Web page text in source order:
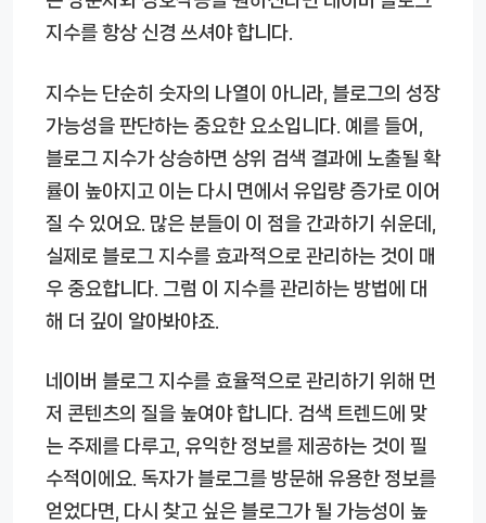
지수를 항상 신경 쓰셔야 합니다.
지수는 단순히 숫자의 나열이 아니라, 블로그의 성장
가능성을 판단하는 중요한 요소입니다. 예를 들어,
블로그 지수가 상승하면 상위 검색 결과에 노출될 확
률이 높아지고 이는 다시 면에서 유입량 증가로 이어
질 수 있어요. 많은 분들이 이 점을 간과하기 쉬운데,
실제로 블로그 지수를 효과적으로 관리하는 것이 매
우 중요합니다. 그럼 이 지수를 관리하는 방법에 대
해 더 깊이 알아봐야죠.
네이버 블로그 지수를 효율적으로 관리하기 위해 먼
저 콘텐츠의 질을 높여야 합니다. 검색 트렌드에 맞
는 주제를 다루고, 유익한 정보를 제공하는 것이 필
수적이에요. 독자가 블로그를 방문해 유용한 정보를
얻었다면, 다시 찾고 싶은 블로그가 될 가능성이 높